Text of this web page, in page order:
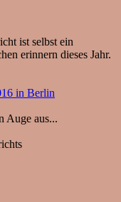
ist selbst ein
erinnern dieses Jahr.
in Berlin
Auge aus...